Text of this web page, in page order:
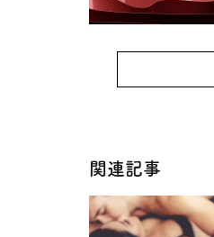
関連記事